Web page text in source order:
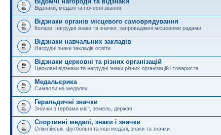
Відзнаки, медалі та почесні звання
Відзнаки органів місцевого самоврядування
Колари, нагрудні знаки та значки, запроваджені місцевими радами
Відзнаки навчальних закладів
Нагрудні знаки закладів освіти
Відзнаки церковні та різних організацій
Церковні відзнаки та нагрудні знаки різних організацій і товариств
Медальєрика
Символи на медалях
Геральдичні значки
Значки з гербами міст, земель, держав
Спортивні медалі, знаки і значки
Олімпійські, футбольні та інші медалі, знаки та значки